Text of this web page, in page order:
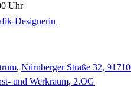
Uhr
Designerin
, Nürnberger Straße 32, 91710
und Werkraum, 2.OG